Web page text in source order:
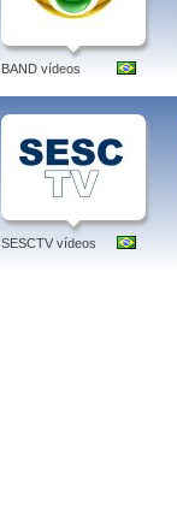
BAND vídeos
SESCTV vídeos